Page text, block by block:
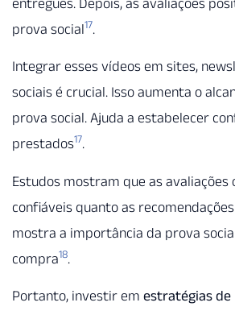
prova social17.
Integrar esses vídeos em sites,
sociais é crucial. Isso aumenta o
prova social. Ajuda a estabelecer
prestados17.
Estudos mostram que as avaliações
confiáveis quanto as
mostra a importância da prova
compra18.
Portanto, investir em estratégias de